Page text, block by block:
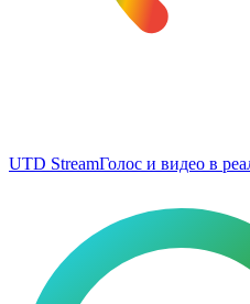
UTD StreamГолос и видео в